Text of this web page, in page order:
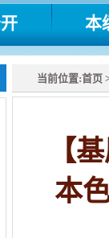
本
当前位置:首页
【
本